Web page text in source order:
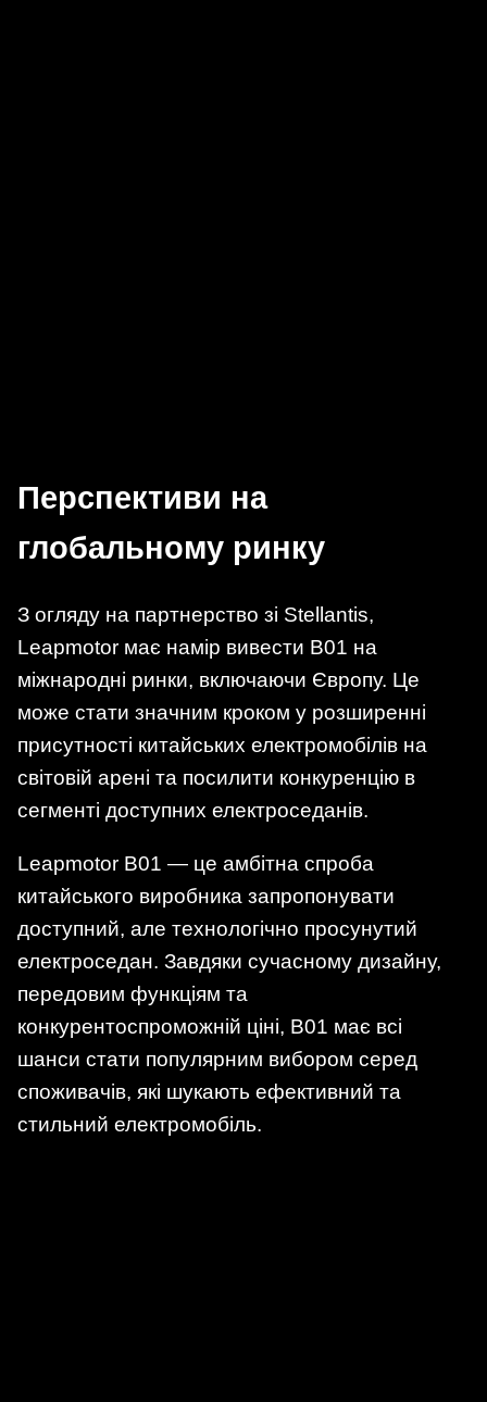
Перспективи на
глобальному ринку
З огляду на партнерство зі Stellantis,
Leapmotor має намір вивести B01 на
міжнародні ринки, включаючи Європу. Це
може стати значним кроком у розширенні
присутності китайських електромобілів на
світовій арені та посилити конкуренцію в
сегменті доступних електроседанів.
Leapmotor B01 — це амбітна спроба
китайського виробника запропонувати
доступний, але технологічно просунутий
електроседан. Завдяки сучасному дизайну,
передовим функціям та
конкурентоспроможній ціні, B01 має всі
шанси стати популярним вибором серед
споживачів, які шукають ефективний та
стильний електромобіль.